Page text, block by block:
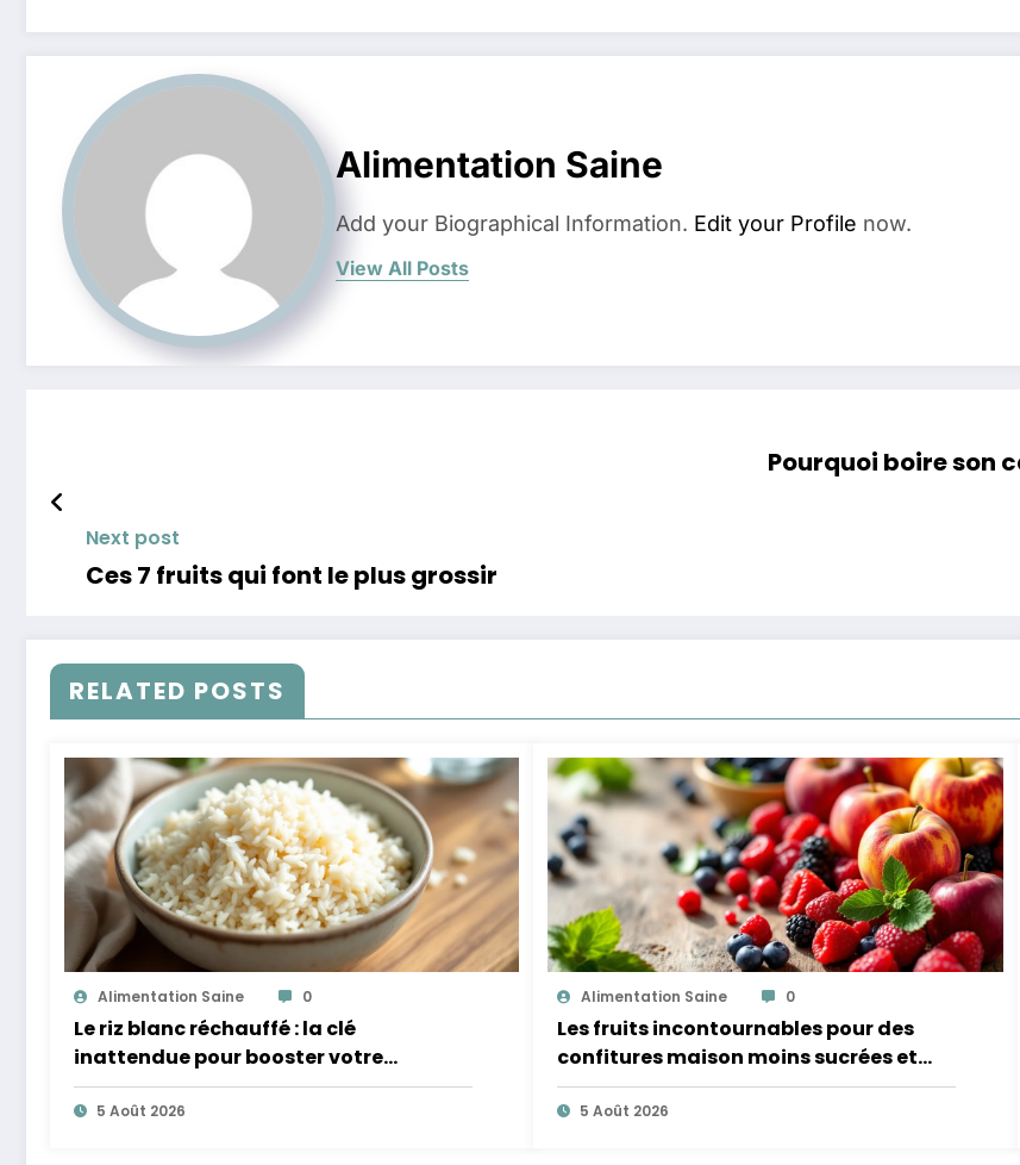
Alimentation Saine
Add your Biographical Information. Edit your Profile now.
View All Posts
Pourquoi boire son
Next post
Ces 7 fruits qui font le plus grossir
RELATED POSTS
Alimentation Saine 0
Le riz blanc réchauffé : la clé
inattendue pour booster votre
microbiote
5 Août 2026
Alimentation Saine 0
Les fruits incontournables pour des
confitures maison moins sucrées et
plus légères
5 Août 2026